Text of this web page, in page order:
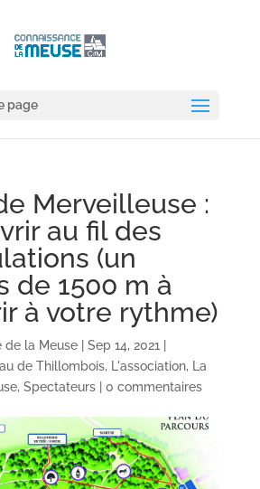
page
Merveilleuse :
au fil des
(un
de 1500 m à
à votre rythme)
de la Meuse| Sep 14, 2021
de Thillombois, L'association,
La
, Spectateurs| 0 commentaires